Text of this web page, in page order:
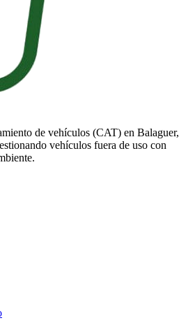
de vehículos (CAT) en Balaguer,
vehículos fuera de uso con